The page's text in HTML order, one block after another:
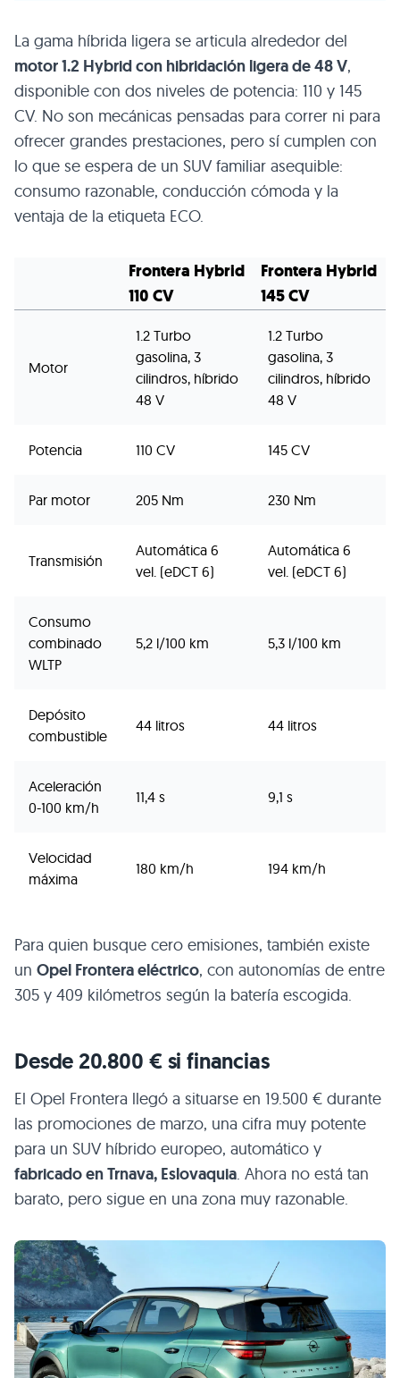
La gama híbrida ligera se articula alrededor del
motor 1.2 Hybrid con hibridación ligera de 48 V,
disponible con dos niveles de potencia: 110 y 145
CV. No son mecánicas pensadas para correr ni para
ofrecer grandes prestaciones, pero sí cumplen con
lo que se espera de un SUV familiar asequible:
consumo razonable, conducción cómoda y la
ventaja de la etiqueta ECO.
Frontera Hybrid
110 CV
Frontera Hybrid
145 CV
Motor
1.2 Turbo
gasolina, 3
cilindros, híbrido
48 V
1.2 Turbo
gasolina, 3
cilindros, híbrido
48 V
Potencia 110 CV 145 CV
Par motor 205 Nm 230 Nm
Transmisión
Automática 6
vel. (eDCT 6)
Automática 6
vel. (eDCT 6)
Consumo
combinado
WLTP
5,2 l/100 km 5,3 l/100 km
Depósito
combustible
44 litros 44 litros
Aceleración
0-100 km/h
11,4 s 9,1 s
Velocidad
máxima
180 km/h 194 km/h
Para quien busque cero emisiones, también existe
un Opel Frontera eléctrico, con autonomías de entre
305 y 409 kilómetros según la batería escogida.
Desde 20.800 € si financias
El Opel Frontera llegó a situarse en 19.500 € durante
las promociones de marzo, una cifra muy potente
para un SUV híbrido europeo, automático y
fabricado en Trnava, Eslovaquia . Ahora no está tan
barato, pero sigue en una zona muy razonable.